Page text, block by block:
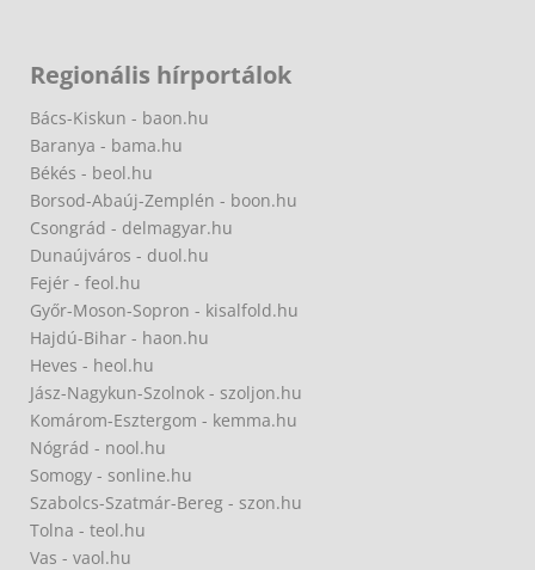
Regionális hírportálok
Bács-Kiskun - baon.hu
Baranya - bama.hu
Békés - beol.hu
Borsod-Abaúj-Zemplén - boon.hu
Csongrád - delmagyar.hu
Dunaújváros - duol.hu
Fejér - feol.hu
Győr-Moson-Sopron - kisalfold.hu
Hajdú-Bihar - haon.hu
Heves - heol.hu
Jász-Nagykun-Szolnok - szoljon.hu
Komárom-Esztergom - kemma.hu
Nógrád - nool.hu
Somogy - sonline.hu
Szabolcs-Szatmár-Bereg - szon.hu
Tolna - teol.hu
Vas - vaol.hu